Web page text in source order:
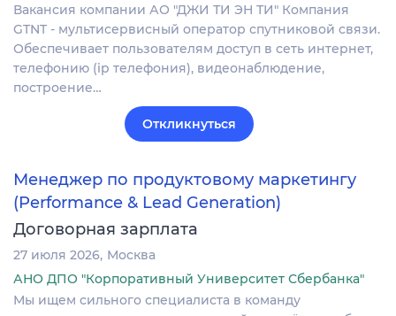
Вакансия компании АО "ДЖИ ТИ ЭН ТИ" Компания
GTNT - мультисервисный оператор спутниковой связи.
Обеспечивает пользователям доступ в сеть интернет,
телефонию (ip телефония), видеонаблюдение,
построение…
Откликнуться
Менеджер по продуктовому маркетингу
(Performance & Lead Generation)
Договорная зарплата
27 июля 2026 Москва
АНО ДПО "Корпоративный Университет Сбербанка"
Мы ищем сильного специалиста в команду